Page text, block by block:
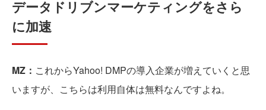
データドリブンマーケティングをさら
に加速
MZ： これからYahoo! DMPの導入企業が増えていくと思
いますが、こちらは利用自体は無料なんですよね。